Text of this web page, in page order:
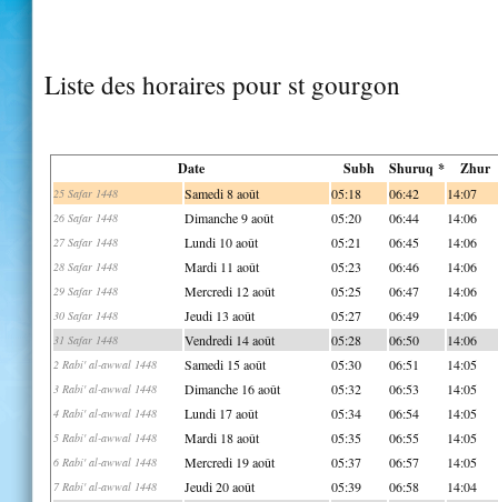
Liste des horaires pour st gourgon
Date Subh Shuruq * Zhur
25 Safar 1448 Samedi 8 août 05:18 06:42 14:07
26 Safar 1448 Dimanche 9 août 05:20 06:44 14:06
27 Safar 1448 Lundi 10 août 05:21 06:45 14:06
28 Safar 1448 Mardi 11 août 05:23 06:46 14:06
29 Safar 1448 Mercredi 12 août 05:25 06:47 14:06
30 Safar 1448 Jeudi 13 août 05:27 06:49 14:06
31 Safar 1448 Vendredi 14 août 05:28 06:50 14:06
2 Rabi' al-awwal 1448 Samedi 15 août 05:30 06:51 14:05
3 Rabi' al-awwal 1448 Dimanche 16 août 05:32 06:53 14:05
4 Rabi' al-awwal 1448 Lundi 17 août 05:34 06:54 14:05
5 Rabi' al-awwal 1448 Mardi 18 août 05:35 06:55 14:05
6 Rabi' al-awwal 1448 Mercredi 19 août 05:37 06:57 14:05
7 Rabi' al-awwal 1448 Jeudi 20 août 05:39 06:58 14:04